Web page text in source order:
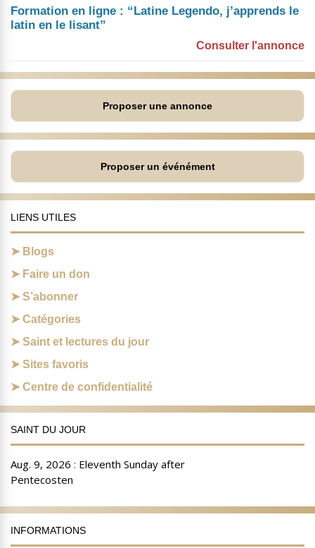
Formation en ligne : “Latine Legendo, j’apprends le
latin en le lisant”
Consulter l'annonce
Proposer une annonce
Proposer un événément
LIENS UTILES
Blogs
Faire un don
S’abonner
Catégories
Saint et lectures du jour
Sites favoris
Centre de confidentialité
SAINT DU JOUR
INFORMATIONS